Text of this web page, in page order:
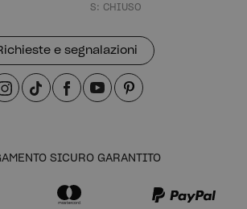
S: CHIUSO
e segnalazioni
SICURO GARANTITO